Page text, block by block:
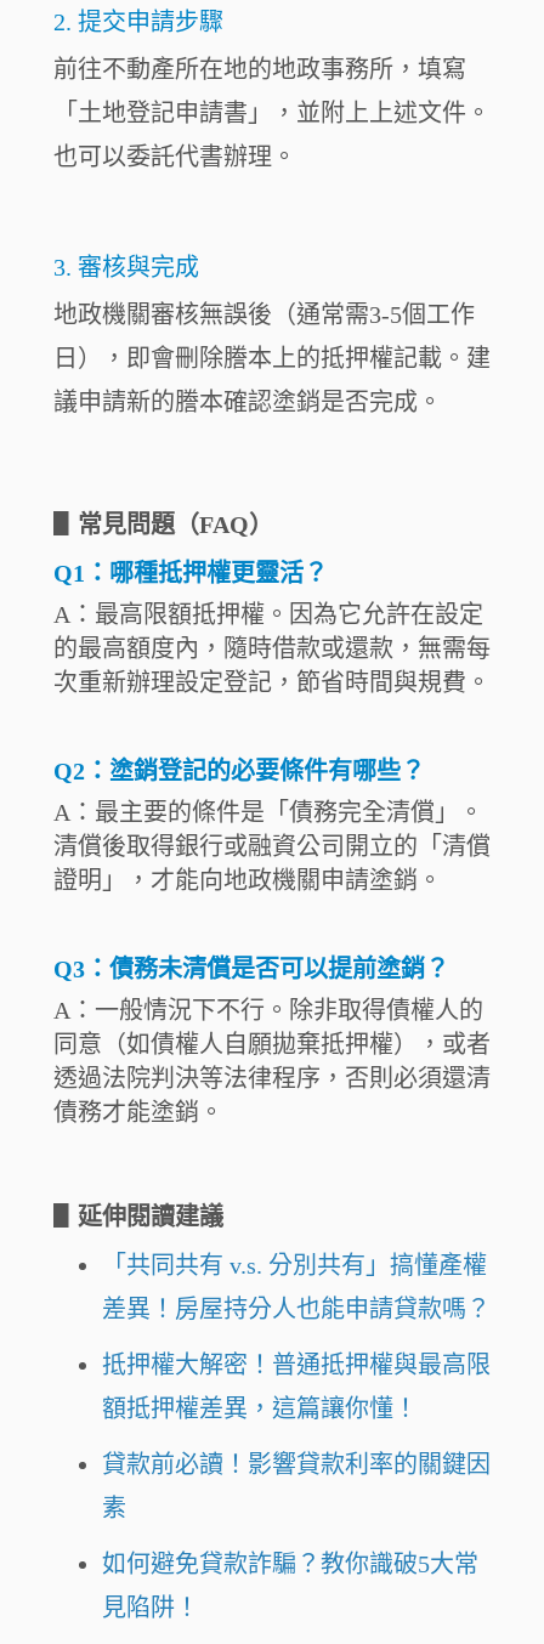
2. 提交申請步驟
前往不動產所在地的地政事務所，填寫
「土地登記申請書」，並附上上述文件。
也可以委託代書辦理。
3. 審核與完成
地政機關審核無誤後（通常需3-5個工作
日），即會刪除謄本上的抵押權記載。建
議申請新的謄本確認塗銷是否完成。
常見問題（FAQ）
Q1：哪種抵押權更靈活？
A：最高限額抵押權。因為它允許在設定
的最高額度內，隨時借款或還款，無需每
次重新辦理設定登記，節省時間與規費。
Q2：塗銷登記的必要條件有哪些？
A：最主要的條件是「債務完全清償」。
清償後取得銀行或融資公司開立的「清償
證明」，才能向地政機關申請塗銷。
Q3：債務未清償是否可以提前塗銷？
A：一般情況下不行。除非取得債權人的
同意（如債權人自願拋棄抵押權），或者
透過法院判決等法律程序，否則必須還清
債務才能塗銷。
延伸閱讀建議
「共同共有 v.s. 分別共有」搞懂產權
差異！房屋持分人也能申請貸款嗎？
抵押權大解密！普通抵押權與最高限
額抵押權差異，這篇讓你懂！
貸款前必讀！影響貸款利率的關鍵因
素
如何避免貸款詐騙？教你識破5大常
見陷阱！